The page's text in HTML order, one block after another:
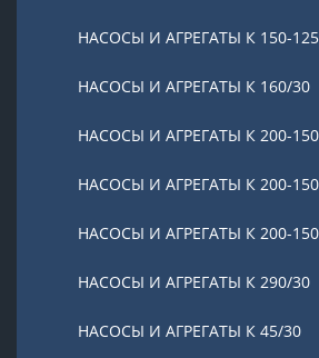
НАСОСЫ И АГРЕГАТЫ К 150-
НАСОСЫ И АГРЕГАТЫ К 160/30
НАСОСЫ И АГРЕГАТЫ К 200-
НАСОСЫ И АГРЕГАТЫ К 200-
НАСОСЫ И АГРЕГАТЫ К 200-
НАСОСЫ И АГРЕГАТЫ К 290/30
НАСОСЫ И АГРЕГАТЫ К 45/30